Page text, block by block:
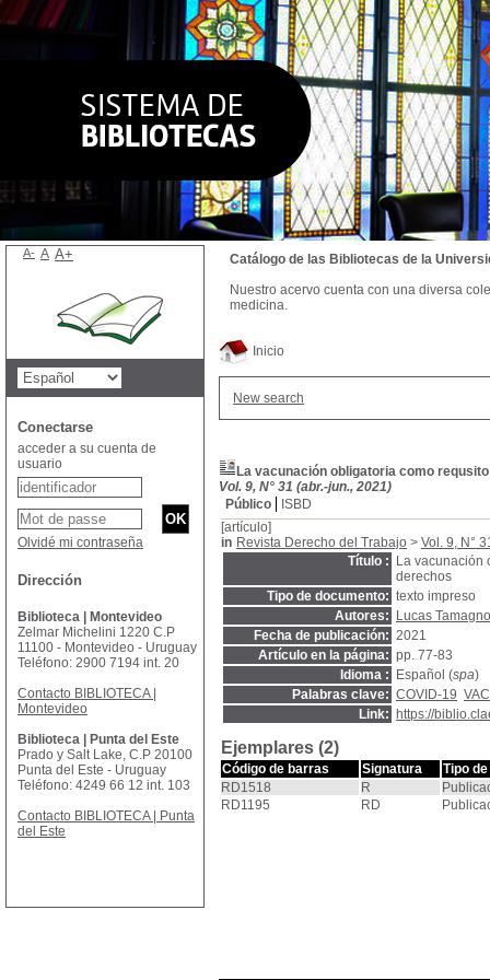
Inicio
New search
La vacunación obligatoria como
Vol. 9, N° 31 (abr.-jun., 2021)
Público
ISBD
[artículo]
in Revista Derecho del Trabajo > Vol. 9, N°
Título :
La vacunación
derechos
Tipo de documento: texto impreso
Autores:
Lucas Tamagno
Fecha de publicación: 2021
Artículo en la página: pp. 77-83
Idioma :
Español (spa)
Palabras clave: COVID-19
Link:
https://
Ejemplares (2)
Código de barras Signatura
Tipo
RD1518
R
RD1195
RD
Catálogo de las Bibliotecas de la
Nuestro acervo cuenta con una diversa
medicina.
A- A A+
Conectarse
acceder a su cuenta de
usuario
Olvidé mi contraseña
Dirección
Biblioteca | Montevideo
Zelmar Michelini 1220 C.P
11100 - Montevideo - Uruguay
Teléfono: 2900 7194 int. 20
Contacto BIBLIOTECA |
Montevideo
Biblioteca | Punta del Este
Prado y Salt Lake, C.P 20100
Punta del Este - Uruguay
Teléfono: 4249 66 12 int. 103
Contacto BIBLIOTECA | Punta
del Este